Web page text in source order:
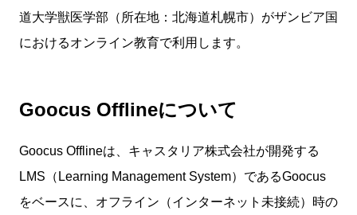
道大学獣医学部（所在地：北海道札幌市）がザンビア国
におけるオンライン教育で利用します。
Goocus Offlineについて
Goocus Offlineは、キャスタリア株式会社が開発する
LMS（Learning Management System）であるGoocus
をベースに、オフライン（インターネット未接続）時の